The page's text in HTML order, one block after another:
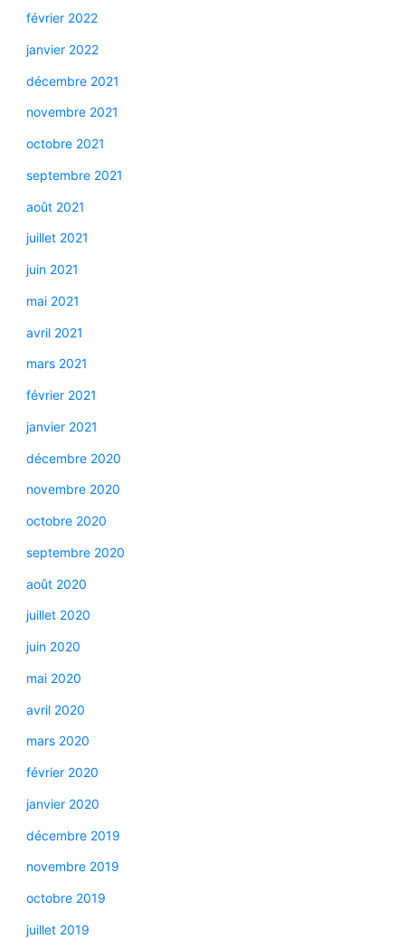
février 2022
janvier 2022
décembre 2021
novembre 2021
octobre 2021
septembre 2021
août 2021
juillet 2021
juin 2021
mai 2021
avril 2021
mars 2021
février 2021
janvier 2021
décembre 2020
novembre 2020
octobre 2020
septembre 2020
août 2020
juillet 2020
juin 2020
mai 2020
avril 2020
mars 2020
février 2020
janvier 2020
décembre 2019
novembre 2019
octobre 2019
juillet 2019